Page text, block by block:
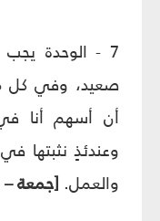
7 - الوحدة
صعيد، وفي كل
أن أسهم أنا
وعندئذٍ نثبتها في
والعمل. [جمعة – 8.7.1983].